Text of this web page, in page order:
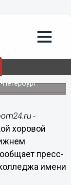
хоры
-
хоровой
пресс-
имени